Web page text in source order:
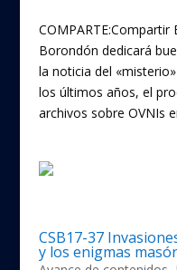
COMPARTE:Compartir
Borondón dedicará
la noticia del
los últimos años, el
archivos sobre OVNIs
CSB17-37
y los enigmas